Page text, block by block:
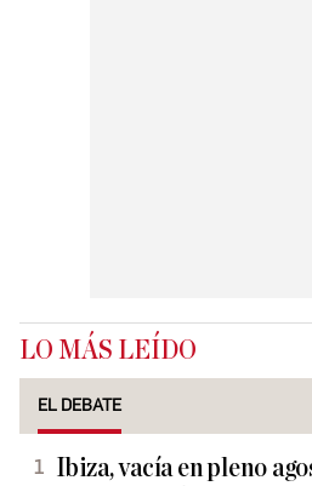
LO MÁS LEÍDO
EL DEBATE
Ibiza, vacía en pleno